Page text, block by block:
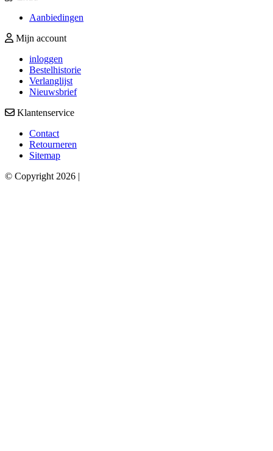
Aanbiedingen
Mijn account
inloggen
Bestelhistorie
Verlanglijst
Nieuwsbrief
Klantenservice
Contact
Retourneren
Sitemap
© Copyright 2026 |